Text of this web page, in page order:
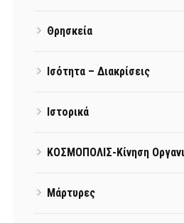
Θρησκεία
Ισότητα – Διακρίσεις
Ιστορικά
ΚΟΣΜΟΠΟΛΙΣ-Κίνηση
Μάρτυρες